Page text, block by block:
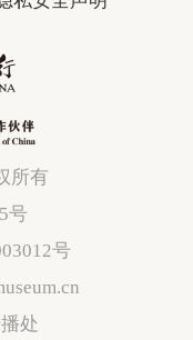
所有
号
号
处